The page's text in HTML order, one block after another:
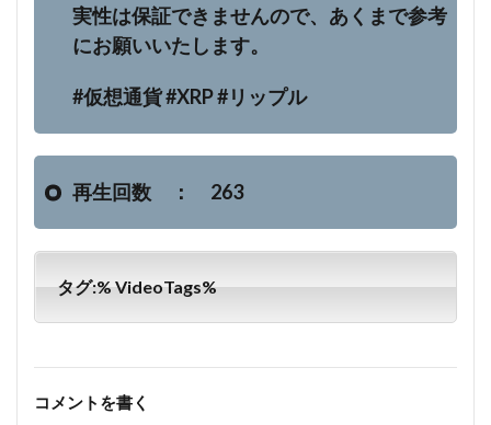
実性は保証できませんので、あくまで参考
にお願いいたします。
#仮想通貨 #XRP #リップル
再生回数 ： 263
タグ:% VideoTags%
コメントを書く